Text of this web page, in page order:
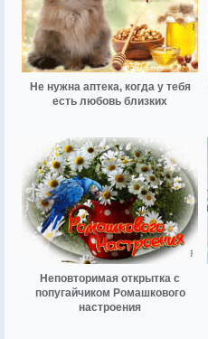
Не нужна аптека, когда у тебя
есть любовь близких
Неповторимая открытка с
попугайчиком Ромашкового
настроения